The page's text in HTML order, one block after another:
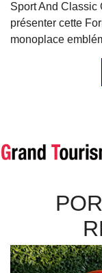
Sport And Classic
présenter cette
monoplace